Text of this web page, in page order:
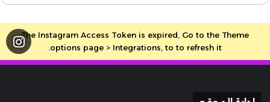
The Instagram Access Token is expired, Go to the Theme
options page > Integrations, to to refresh it.